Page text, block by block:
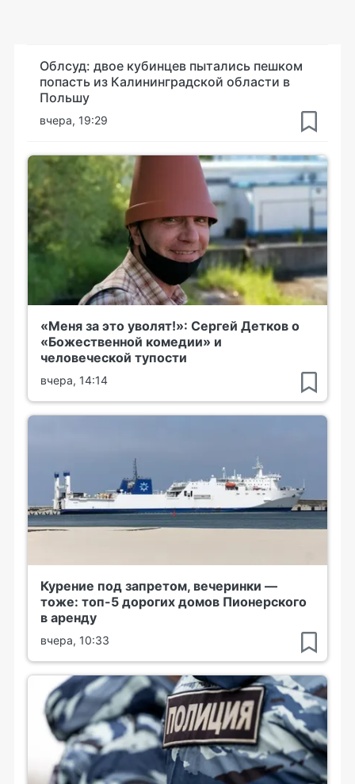
Облсуд: двое кубинцев пытались пешком
попасть из Калининградской области в
Польшу
вчера, 19:29
«Меня за это уволят!»: Сергей Детков о
«Божественной комедии» и
человеческой тупости
вчера, 14:14
Курение под запретом, вечеринки —
тоже: топ-5 дорогих домов Пионерского
в аренду
вчера, 10:33